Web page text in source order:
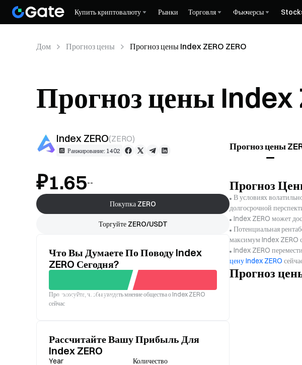
Купить криптовалюту Рынки Торговля Фьючерсы
Дом Прогноз цены Прогноз цены Index ZERO ZERO
Прогноз цены Index
Index ZERO(ZERO)
Ранжирование: 1402 Прогноз цены
₽1.65--
Покупка ZERO
Торгуйте ZERO/USDT
Что Вы Думаете По Поводу Index
ZERO Сегодня?
Хорошо Плохой
Проголосуйте, чтобы увидеть мнение общества о Index ZERO
сейчас
Рассчитайте Вашу Прибыль Для
Index ZERO
Year Количество
Прогноз
В условиях
долгосрочной
Index ZERO может
Потенциальная
максимум Index ZERO
Index ZERO
цену Index ZERO
Прогноз